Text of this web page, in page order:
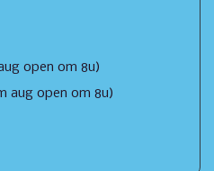
open om 8u)
aug open om 8u)